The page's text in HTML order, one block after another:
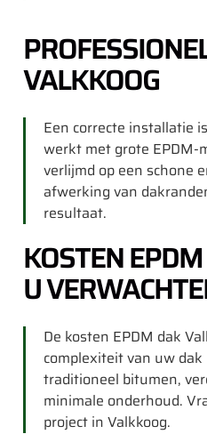
VALKKOOG
Een correcte installatie
werkt met grote EPDM-
verlijmd op een schone
afwerking van
resultaat.
KOSTEN
U
De kosten EPDM dak
complexiteit van uw
traditioneel bitumen,
minimale onderhoud.
project in Valkkoog.